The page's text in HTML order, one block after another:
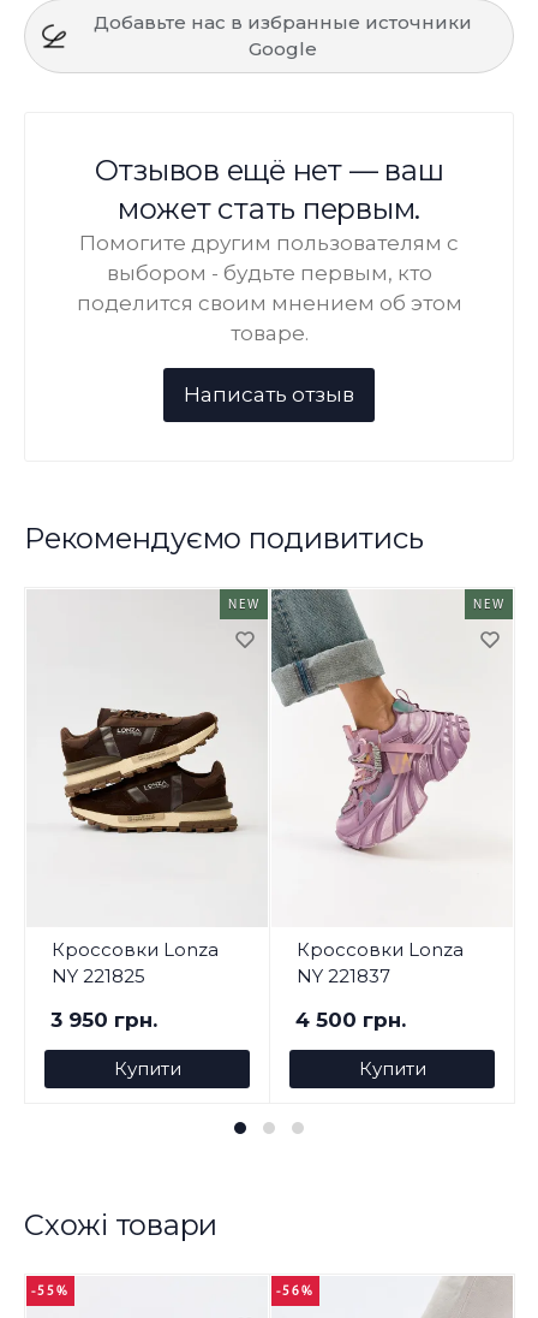
Добавьте нас в избранные источники
Google
Отзывов ещё нет — ваш
может стать первым.
Помогите другим пользователям с
выбором - будьте первым, кто
поделится своим мнением об этом
товаре.
Рекомендуємо подивитись
NEW
Кроссовки Lonza
NY 221825
3 950 грн.
Купити
NEW
Кроссовки Lonza
NY 221837
4 500 грн.
Купити
Схожі товари
-55% -56%